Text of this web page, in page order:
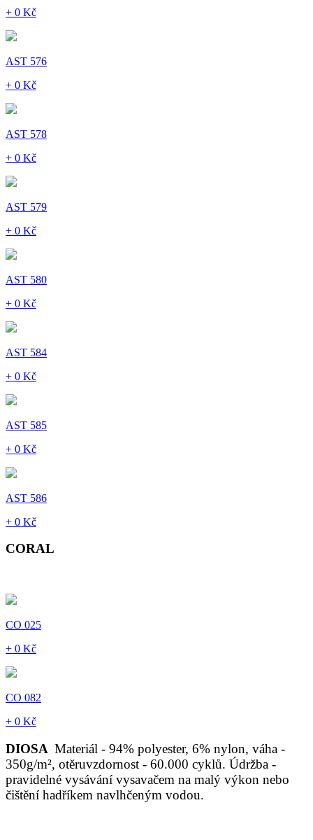
+ 0 Kč
AST 576
+ 0 Kč
AST 578
+ 0 Kč
AST 579
+ 0 Kč
AST 580
+ 0 Kč
AST 584
+ 0 Kč
AST 585
+ 0 Kč
AST 586
+ 0 Kč
CORAL
CO 025
+ 0 Kč
CO 082
+ 0 Kč
DIOSA Materiál - 94% polyester, 6% nylon, váha -
350g/m², otěruvzdornost - 60.000 cyklů. Údržba -
pravidelné vysávání vysavačem na malý výkon nebo
čištění hadříkem navlhčeným vodou.